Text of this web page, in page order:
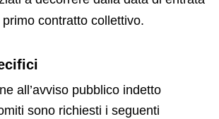
contratto collettivo.
all’avviso pubblico indetto
sono richiesti i seguenti